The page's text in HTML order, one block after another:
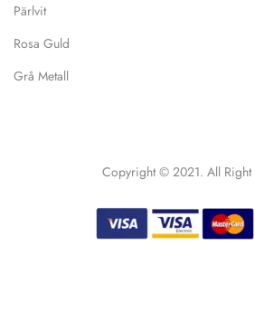
Pärlvit
Rosa Guld
Grå Metall
Copyright © 2021. All Right